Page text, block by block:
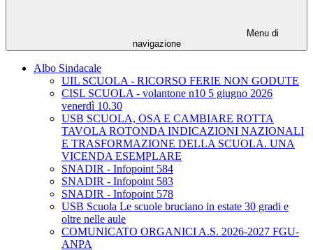
Menu di
navigazione
Albo Sindacale
UIL SCUOLA - RICORSO FERIE NON GODUTE
CISL SCUOLA - volantone n10 5 giugno 2026
venerdì 10.30
USB SCUOLA, OSA E CAMBIARE ROTTA
TAVOLA ROTONDA INDICAZIONI NAZIONALI
E TRASFORMAZIONE DELLA SCUOLA. UNA
VICENDA ESEMPLARE
SNADIR - Infopoint 584
SNADIR - Infopoint 583
SNADIR - Infopoint 578
USB Scuola Le scuole bruciano in estate 30 gradi e
oltre nelle aule
COMUNICATO ORGANICI A.S. 2026-2027 FGU-
ANPA